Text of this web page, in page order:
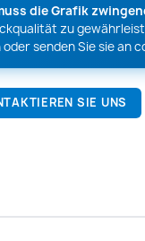
die Grafik
zu
senden Sie sie an
SIE UNS